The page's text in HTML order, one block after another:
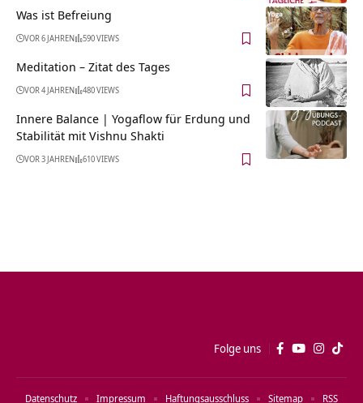
Was ist Befreiung
VOR 6 JAHREN 590 VIEWS
Meditation – Zitat des Tages
VOR 4 JAHREN 480 VIEWS
Innere Balance | Yogaflow für Erdung und
Stabilität mit Vishnu Shakti
VOR 3 JAHREN 610 VIEWS
Folge uns
Datenschutz Impressum Haftungsausschluss Sitemap RSS